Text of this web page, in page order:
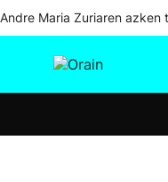
Andre Maria Zuriaren azken